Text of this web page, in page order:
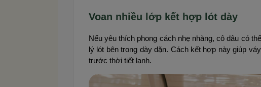
Voan nhiều lớp kết hợp lót dày
Nếu yêu thích phong cách nhẹ nhàng, cô dâu có
lý lót bên trong dày dặn. Cách kết hợp này giúp
trước thời tiết lạnh.